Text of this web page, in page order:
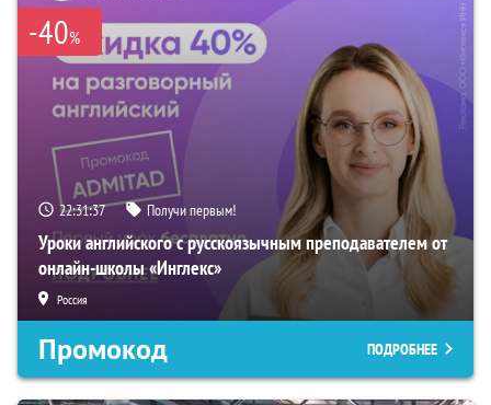
-40%
22:31:36 Получи первым!
Уроки английского с русскоязычным преподавателем от
онлайн-школы «Инглекс»
Россия
Промокод ПОДРОБНЕЕ